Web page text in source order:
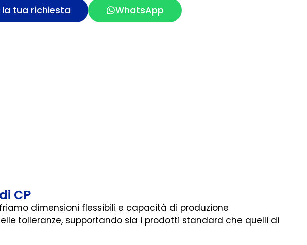
la tua richiesta WhatsApp
CP
dimensioni flessibili e capacità di produzione
tolleranze, supportando sia i prodotti standard che quelli di